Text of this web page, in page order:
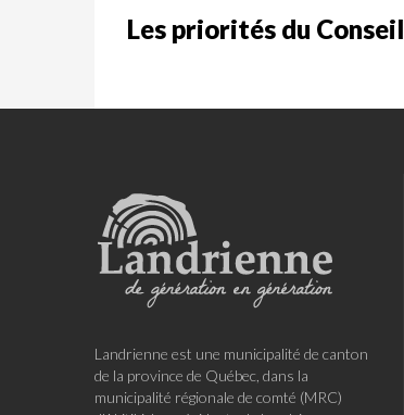
Les priorités du Conseil
Landrienne est une municipalité de canton
de la province de Québec, dans la
municipalité régionale de comté (MRC)